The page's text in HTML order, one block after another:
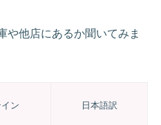
や他店にあるか聞いてみま
ン 日本語訳